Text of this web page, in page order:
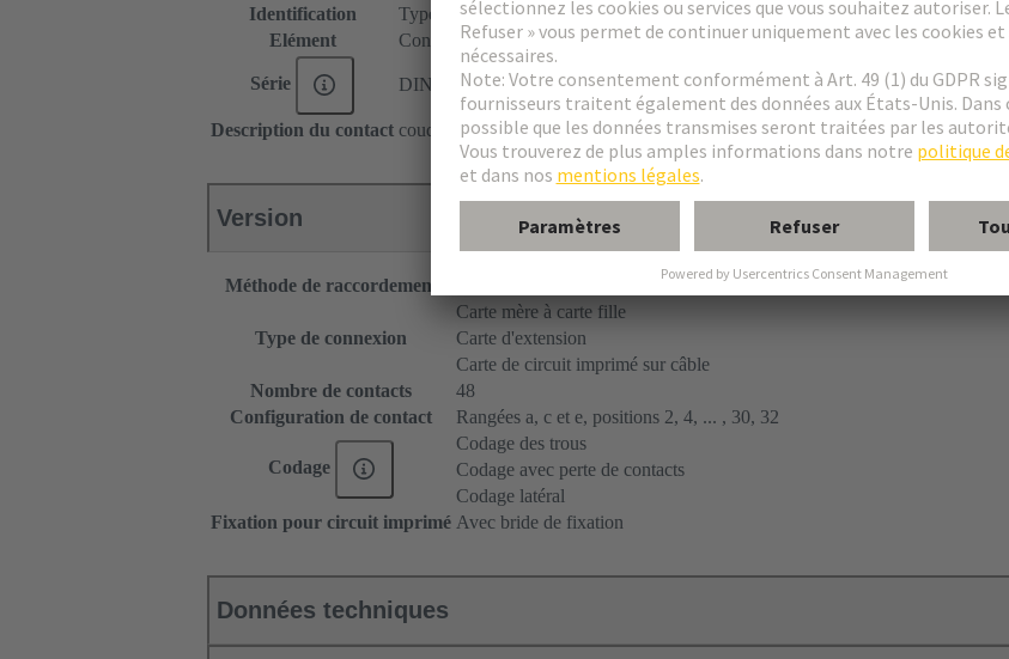
Identification
Type E
Elément
Connecteur mâle
Série DIN 41612
Description du contact coudé
Version
Méthode de raccordement Raccordement par soudage à la vague
Type de connexion
Carte mère à carte fille
Carte d'extension
Carte de circuit imprimé sur câble
Nombre de contacts
48
Configuration de contact
Rangées a, c et e, positions 2, 4, ... , 30, 32
Codage
Codage des trous
Codage avec perte de contacts
Codage latéral
Fixation pour circuit imprimé Avec bride de fixation
Données techniques